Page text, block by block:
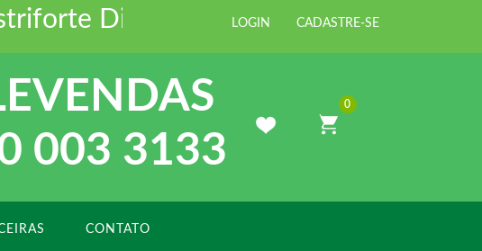
Distribuidora de Materiais para
LOGIN CADASTRE-SE
003 3133
0
CONTATO